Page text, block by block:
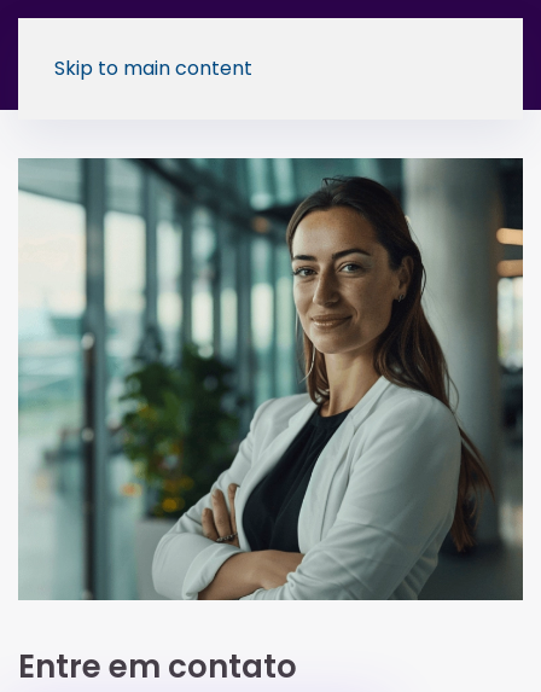
Skip to main content
Entre em contato